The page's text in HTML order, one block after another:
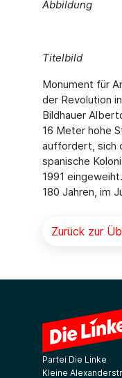
Abbildung
Titelbild
Monument für
der Revolution
Bildhauer
16 Meter hohe
auf­fordert, sich
spanische
1991
180 Jahren, im
Zurück zur
Partei Die Linke
Kleine